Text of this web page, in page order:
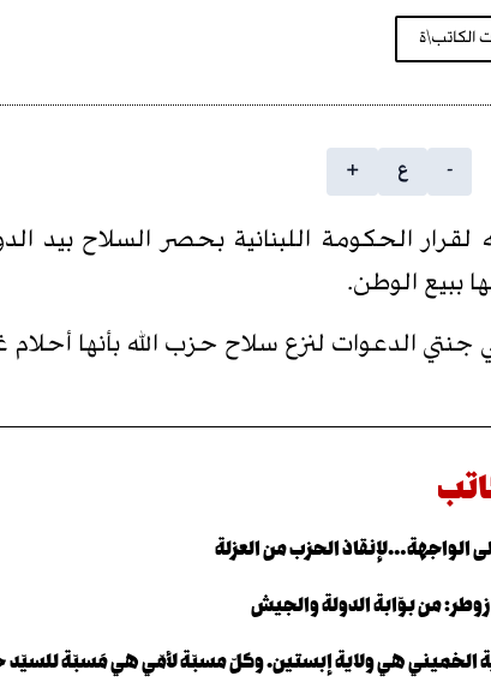
الكاتب\ة
- ع +
الحكومة اللبنانية بحصر السلاح
ببيع الوطن.
الدعوات لنزع سلاح حزب الله بأنها أحلام
من بوّابة الدولة والجيش
الخميني هي ولاية إبستين. وكلّ مسبّة لأمّي هي مَسبّة